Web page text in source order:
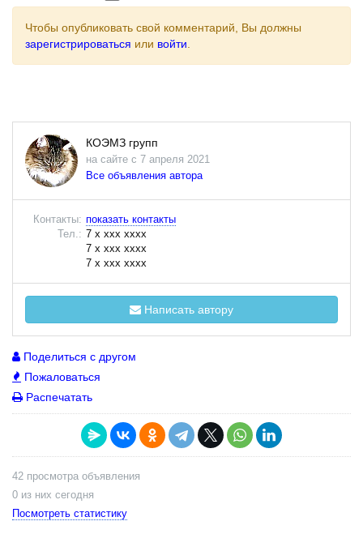
Чтобы опубликовать свой комментарий, Вы должны
зарегистрироваться или войти
КОЭМЗ групп
на сайте с 7 апреля 2021
Все объявления автора
Контакты: показать контакты
Тел.: 7 x xxx xxxx
7 x xxx xxxx
7 x xxx xxxx
Написать автору
Поделиться с другом
Пожаловаться
Распечатать
42 просмотра объявления
0 из них сегодня
Посмотреть статистику